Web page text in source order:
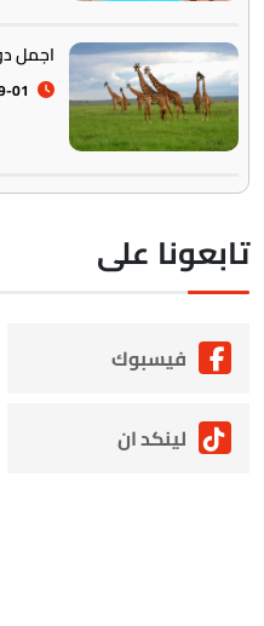
اجمل دول
09-01
على
فيسبوك
لينكد ان